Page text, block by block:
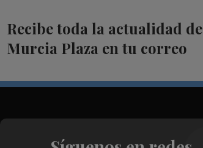
Recibe toda la actualidad de
Murcia Plaza en tu correo